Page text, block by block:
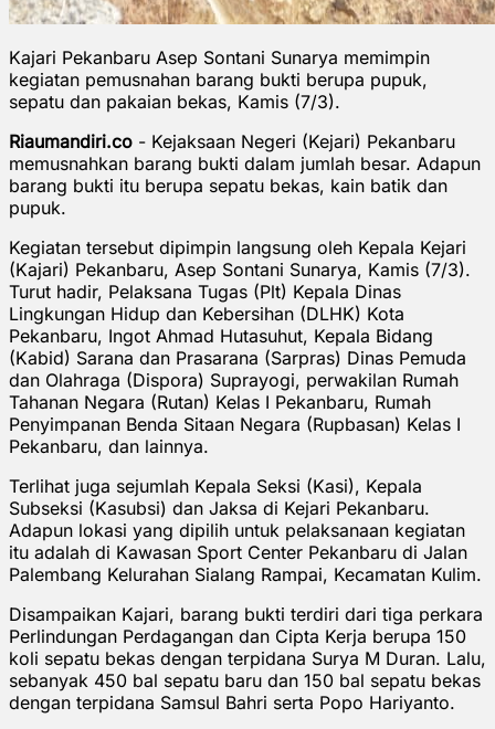
Kajari Pekanbaru Asep Sontani Sunarya memimpin
kegiatan pemusnahan barang bukti berupa pupuk,
sepatu dan pakaian bekas, Kamis (7/3).
Riaumandiri.co - Kejaksaan Negeri (Kejari) Pekanbaru
memusnahkan barang bukti dalam jumlah besar. Adapun
barang bukti itu berupa sepatu bekas, kain batik dan
pupuk.
Kegiatan tersebut dipimpin langsung oleh Kepala Kejari
(Kajari) Pekanbaru, Asep Sontani Sunarya, Kamis (7/3).
Turut hadir, Pelaksana Tugas (Plt) Kepala Dinas
Lingkungan Hidup dan Kebersihan (DLHK) Kota
Pekanbaru, Ingot Ahmad Hutasuhut, Kepala Bidang
(Kabid) Sarana dan Prasarana (Sarpras) Dinas Pemuda
dan Olahraga (Dispora) Suprayogi, perwakilan Rumah
Tahanan Negara (Rutan) Kelas I Pekanbaru, Rumah
Penyimpanan Benda Sitaan Negara (Rupbasan) Kelas I
Pekanbaru, dan lainnya.
Terlihat juga sejumlah Kepala Seksi (Kasi), Kepala
Subseksi (Kasubsi) dan Jaksa di Kejari Pekanbaru.
Adapun lokasi yang dipilih untuk pelaksanaan kegiatan
itu adalah di Kawasan Sport Center Pekanbaru di Jalan
Palembang Kelurahan Sialang Rampai, Kecamatan Kulim.
Disampaikan Kajari, barang bukti terdiri dari tiga perkara
Perlindungan Perdagangan dan Cipta Kerja berupa 150
koli sepatu bekas dengan terpidana Surya M Duran. Lalu,
sebanyak 450 bal sepatu baru dan 150 bal sepatu bekas
dengan terpidana Samsul Bahri serta Popo Hariyanto.